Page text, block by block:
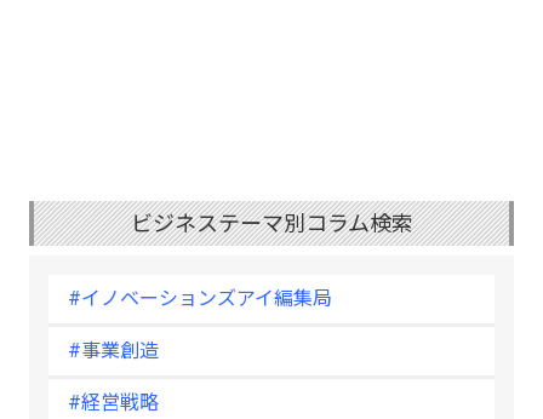
ビジネステーマ別コラム検索
#イノベーションズアイ編集局
#事業創造
#経営戦略